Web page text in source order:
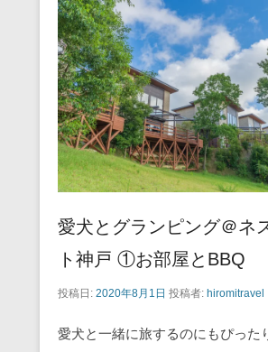
o
o
k
愛犬とグランピング＠ネ
ト神戸 ①お部屋とBBQ
投稿日: 2020年8月1日 投稿者: hiromitravel
愛犬と一緒に旅するのにもぴった